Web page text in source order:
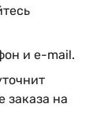
и e-mail.
заказа на